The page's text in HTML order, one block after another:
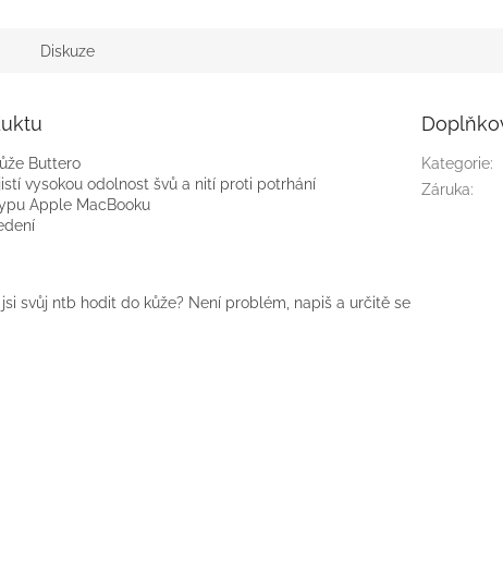
Diskuze
Buttero
vysokou odolnost švů a nití proti potrhání
Apple MacBooku
svůj ntb hodit do kůže? Není problém, napiš a určitě se
Kategorie:
Záruka: